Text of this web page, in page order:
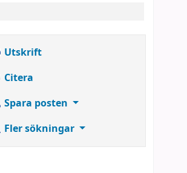
Utskrift
Citera
Spara posten
Fler sökningar